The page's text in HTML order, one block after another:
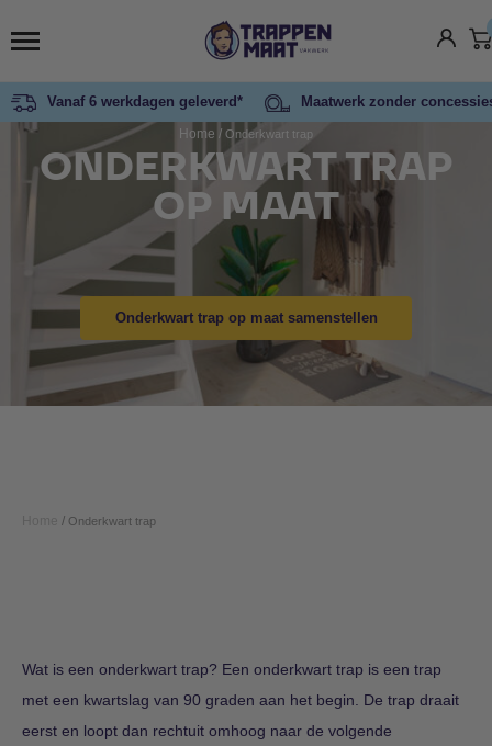
Vanaf 6 werkdagen geleverd* Maatwerk zonder
Home / Onderkwart trap
ONDERKWART TRAP
OP MAAT
Onderkwart trap op maat samenstellen
/ Onderkwart trap
Wat is een onderkwart trap? Een onderkwart trap is een trap
met een kwartslag van 90 graden aan het begin. De trap draait
eerst en loopt dan rechtuit omhoog naar de volgende